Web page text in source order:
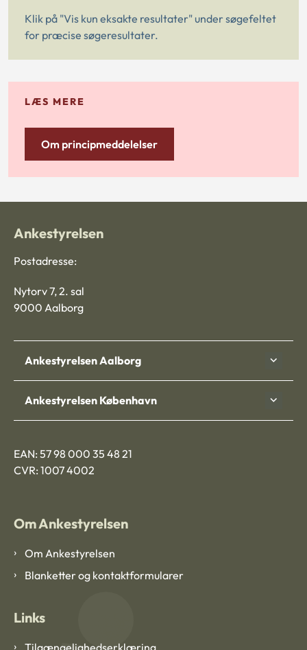
Klik på "Vis kun eksakte resultater" under søgefeltet
for præcise søgeresultater.
LÆS MERE
Om principmeddelelser
Ankestyrelsen
Postadresse:
Nytorv 7, 2. sal
9000 Aalborg
Ankestyrelsen Aalborg
Ankestyrelsen København
EAN: 57 98 000 35 48 21
CVR: 1007 4002
Om Ankestyrelsen
Om Ankestyrelsen
Blanketter og kontaktformularer
Links